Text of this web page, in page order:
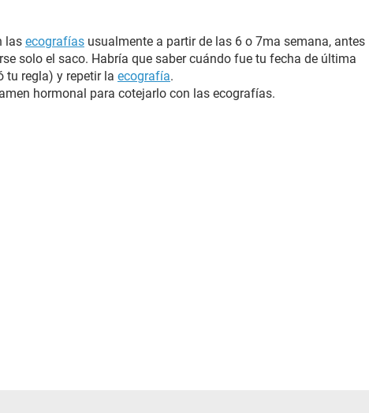
las ecografías usualmente a partir de las 6 o 7ma semana, antes
solo el saco. Habría que saber cuándo fue tu fecha de última
tu regla) y repetir la ecografía.
hormonal para cotejarlo con las ecografías.